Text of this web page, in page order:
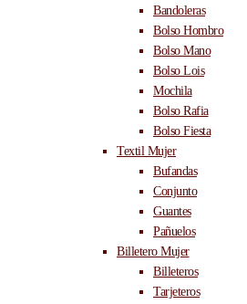
Bandoleras
Bolso Hombro
Bolso Mano
Bolso Lois
Mochila
Bolso Rafia
Bolso Fiesta
Textil Mujer
Bufandas
Conjunto
Guantes
Pañuelos
Billetero Mujer
Billeteros
Tarjeteros